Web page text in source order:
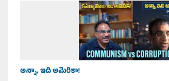
అన్నా, ఇది అమెరికా!